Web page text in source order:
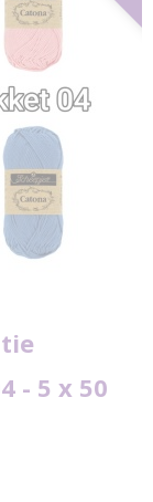
- 5 x 50